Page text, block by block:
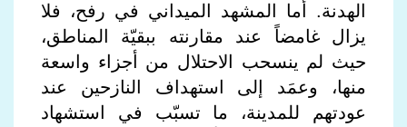
الهدنة. أما
المشهد الميداني في رفح، فلا
يزال غامضاً عند مقارنته ببقيّة المناطق،
حيث لم ينسحب الاحتلال من أجزاء واسعة
منها، وعمَد إلى استهداف النازحين عند
عودتهم للمدينة، ما تسبّب في استشهاد